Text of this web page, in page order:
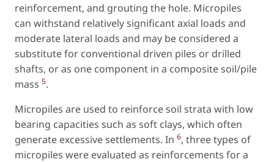
reinforcement, and grouting the hole. Micropiles
can withstand relatively significant axial loads and
moderate lateral loads and may be considered a
substitute for conventional driven piles or drilled
shafts, or as one component in a composite soil/pile
mass 5.
Micropiles are used to reinforce soil strata with low
bearing capacities such as soft clays, which often
generate excessive settlements. In 6, three types of
micropiles were evaluated as reinforcements for a